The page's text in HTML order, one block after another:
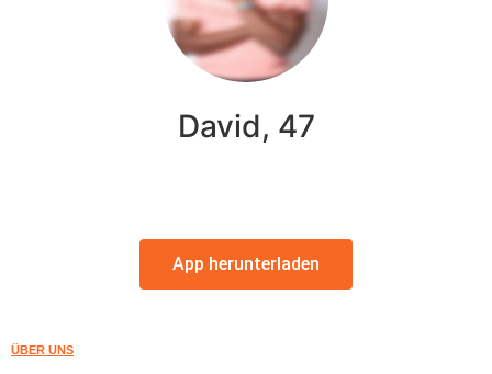
David, 47
App herunterladen
ÜBER UNS